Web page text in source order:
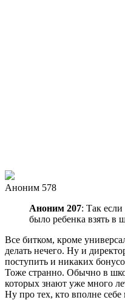
Аноним 578
Аноним 207: Так если
было ребенка взять в
Все битком, кроме
делать нечего. Ну и
поступить и никаких
Тоже странно. Обычно в
которых знают уже много
Ну про тех, кто вполне